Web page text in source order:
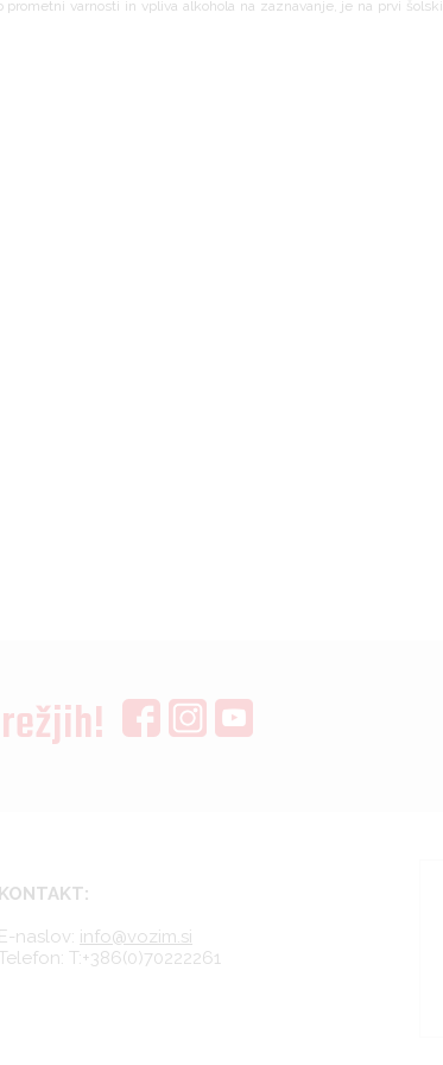
varnosti in vpliva alkohola na zaznavanje, je na prvi šolski
KONTAKT:
E-naslov: info@vozim.si
T:+386(0)70222261